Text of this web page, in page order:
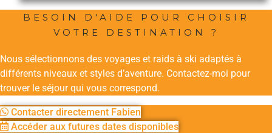
BESOIN D'AIDE POUR CHOISIR
VOTRE DESTINATION ?
Nous sélectionnons des voyages et raids à ski adaptés à
différents niveaux et styles d’aventure. Contactez-moi pour
trouver le séjour qui vous correspond.
Contacter directement Fabien
Accéder aux futures dates disponibles